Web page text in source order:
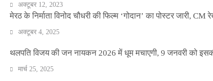
अक्टूबर 12, 2023
मेरठ के निर्माता विनोद चौधरी की फिल्म ‘गोदान’ का पोस्टर जारी,
अक्टूबर 4, 2025
थलपति विजय की जन नायकन 2026 में धूम मचाएगी, 9 जनवरी को
मार्च 25, 2025